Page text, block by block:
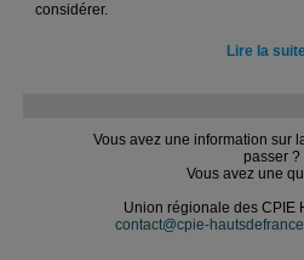
considérer.
Lire la
Vous avez une information sur
passer ?
Vous avez une
Union régionale des CPIE
contact@cpie-